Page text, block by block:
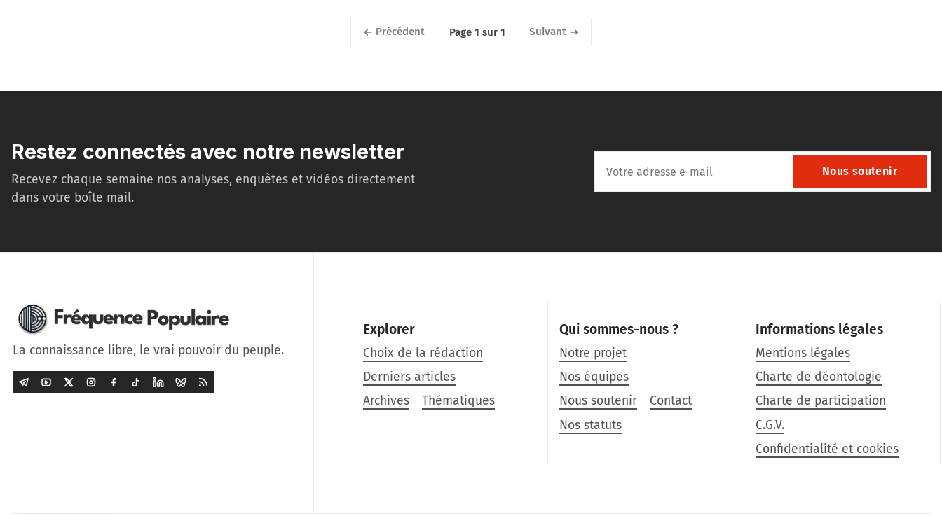
Précédent Page 1 sur 1 Suivant
Restez connectés avec notre newsletter
Recevez chaque semaine nos analyses, enquêtes et vidéos directement
dans votre boîte mail.
Nous soutenir
La connaissance libre, le vrai pouvoir du peuple.
Explorer
Choix de la rédaction
Derniers articles
Archives
Thématiques
Qui sommes-nous ?
Notre projet
Nos équipes
Nous soutenir
Contact
Nos statuts
Informations légales
Mentions légales
Charte de déontologie
Charte de participation
C.G.V.
Confidentialité et cookies